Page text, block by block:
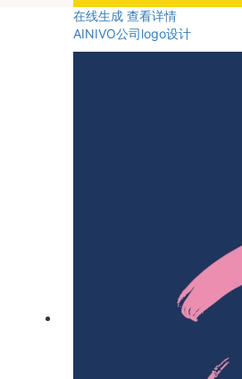
在线生成 查看详情
AINIVO公司logo设计